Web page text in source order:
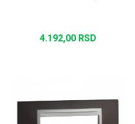
4.192,00 RSD